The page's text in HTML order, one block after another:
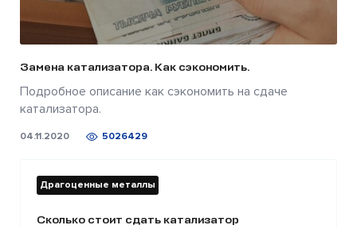
Замена катализатора. Как сэкономить.
Подробное описание как сэкономить на сдаче
катализатора.
04.11.2020 5026429
Драгоценные металлы
Сколько стоит сдать катализатор